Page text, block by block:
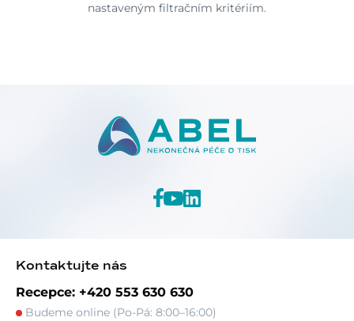
nastaveným filtračním kritériím.
Kontaktujte nás
Recepce: +420 553 630 630
Budeme online (Po-Pá: 8:00–16:00)